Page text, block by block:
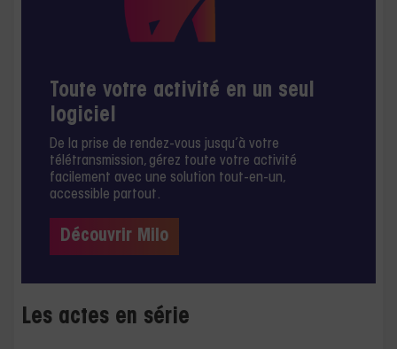
Toute votre activité en un seul
logiciel
De la prise de rendez-vous jusqu’à votre
télétransmission, gérez toute votre activité
facilement avec une solution tout-en-un,
accessible partout.
Découvrir Milo
Les actes en série